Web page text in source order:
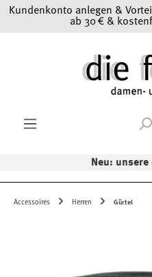
Zum Hauptinhalt springen
Kundenkonto anlegen &
ab 30 € &
Neu:
Accessoires Herren Gürtel